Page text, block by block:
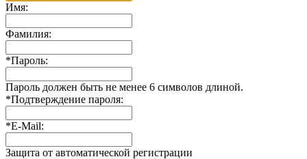
Имя:
Фамилия:
*Пароль:
Пароль должен быть не менее 6 символов длиной.
*Подтверждение пароля:
*E-Mail:
Защита от автоматической регистрации